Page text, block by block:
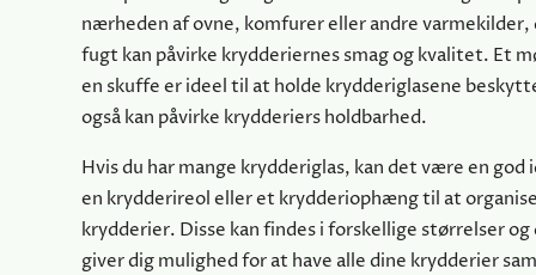
nærheden af ovne, komfurer eller andre varmekilder,
fugt kan påvirke krydderiernes smag og kvalitet. Et
en skuffe er ideel til at holde krydderiglasene
også kan påvirke krydderiers holdbarhed.
Hvis du har mange krydderiglas, kan det være en god
en krydderireol eller et krydderiophæng til at
krydderier. Disse kan findes i forskellige størrelser og
giver dig mulighed for at have alle dine krydderier